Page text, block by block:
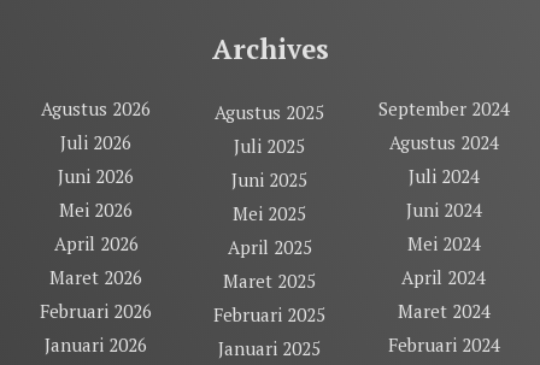
Archives
Agustus 2026
Juli 2026
Juni 2026
Mei 2026
April 2026
Maret 2026
Februari 2026
Januari 2026
Agustus 2025
Juli 2025
Juni 2025
Mei 2025
April 2025
Maret 2025
Februari 2025
Januari 2025
September 2024
Agustus 2024
Juli 2024
Juni 2024
Mei 2024
April 2024
Maret 2024
Februari 2024